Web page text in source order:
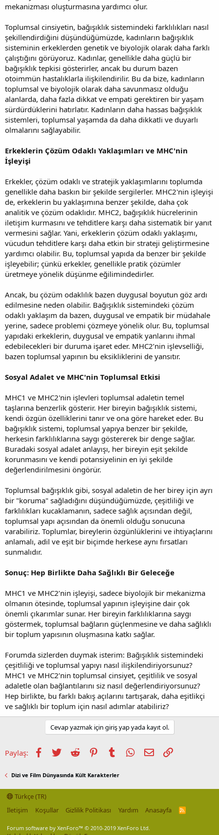
mekanizması oluşturmasına yardımcı olur.
Toplumsal cinsiyetin, bağışıklık sistemindeki farklılıkları nasıl
şekillendirdiğini düşündüğümüzde, kadınların bağışıklık
sisteminin erkeklerden genetik ve biyolojik olarak daha farklı
çalıştığını görüyoruz. Kadınlar, genellikle daha güçlü bir
bağışıklık tepkisi gösterirler, ancak bu durum bazen
otoimmün hastalıklarla ilişkilendirilir. Bu da bize, kadınların
toplumsal ve biyolojik olarak daha savunmasız olduğu
alanlarda, daha fazla dikkat ve empati gerektiren bir yaşam
sürdürdüklerini hatırlatır. Kadınların daha hassas bağışıklık
sistemleri, toplumsal yaşamda da daha dikkatli ve duyarlı
olmalarını sağlayabilir.
Erkeklerin Çözüm Odaklı Yaklaşımları ve MHC'nin
İşleyişi
Erkekler, çözüm odaklı ve stratejik yaklaşımlarını toplumda
genellikle daha baskın bir şekilde sergilerler. MHC2'nin işleyişi
de, erkeklerin bu yaklaşımına benzer şekilde, daha çok
analitik ve çözüm odaklıdır. MHC2, bağışıklık hücrelerinin
iletişim kurmasını ve tehditlere karşı daha sistematik bir yanıt
vermesini sağlar. Yani, erkeklerin çözüm odaklı yaklaşımı,
vücudun tehditlere karşı daha etkin bir strateji geliştirmesine
yardımcı olabilir. Bu, toplumsal yapıda da benzer bir şekilde
işleyebilir; çünkü erkekler, genellikle pratik çözümler
üretmeye yönelik düşünme eğilimindedirler.
Ancak, bu çözüm odaklılık bazen duygusal boyutun göz ardı
edilmesine neden olabilir. Bağışıklık sistemindeki çözüm
odaklı yaklaşım da bazen, duygusal ve empatik bir müdahale
yerine, sadece problemi çözmeye yönelik olur. Bu, toplumsal
yapıdaki erkeklerin, duygusal ve empatik yanlarını ihmal
edebilecekleri bir duruma işaret eder. MHC2’nin işlevselliği,
bazen toplumsal yapının bu eksikliklerini de yansıtır.
Sosyal Adalet ve MHC'nin Toplumsal Etkisi
MHC1 ve MHC2'nin işlevleri toplumsal adaletin temel
taşlarına benzerlik gösterir. Her bireyin bağışıklık sistemi,
kendi özgün özelliklerini tanır ve ona göre hareket eder. Bu
bağışıklık sistemi, toplumsal yapıya benzer bir şekilde,
herkesin farklılıklarına saygı göstererek bir denge sağlar.
Buradaki sosyal adalet anlayışı, her bireyin eşit şekilde
korunmasını ve kendi potansiyelinin en iyi şekilde
değerlendirilmesini öngörür.
Toplumsal bağışıklık gibi, sosyal adaletin de her birey için ayrı
bir "koruma" sağladığını düşündüğümüzde, çeşitliliği ve
farklılıkları kucaklamanın, sadece sağlık açısından değil,
toplumsal yapı açısından da önemli olduğu sonucuna
varabiliriz. Toplumlar, bireylerin özgünlüklerini ve ihtiyaçlarını
anlamalı, adil ve eşit bir biçimde herkese aynı fırsatları
sunmalıdır.
Sonuç: Hep Birlikte Daha Sağlıklı Bir Geleceğe
MHC1 ve MHC2’nin işleyişi, sadece biyolojik bir mekanizma
olmanın ötesinde, toplumsal yapının işleyişine dair çok
önemli çıkarımlar sunar. Her bireyin farklılıklarına saygı
göstermek, toplumsal bağların güçlenmesine ve daha sağlıklı
bir toplum yapısının oluşmasına katkı sağlar.
Forumda sizlerden duymak isterim: Bağışıklık sistemindeki
çeşitliliği ve toplumsal yapıyı nasıl ilişkilendiriyorsunuz?
MHC1 ve MHC2’nin toplumsal cinsiyet, çeşitlilik ve sosyal
adaletle olan bağlantılarını siz nasıl değerlendiriyorsunuz?
Hep birlikte, bu farklı bakış açılarını tartışarak, daha eşitlikçi
ve sağlıklı bir toplum için nasıl adımlar atabiliriz?
Cevap yazmak için giriş yap yada kayıt ol.
Paylaş: Facebook
TwitterReddit PinterestTumblrWhatsApp
E-postaLink
Dizi ve Film Dünyasında Kült Karakterler
Türkçe (TR)
İletişim
Koşullar Gizlilik Politikası Yardım Anasayfa
R
Forum software by XenForo™ © 2010-2019 XenForo Ltd.